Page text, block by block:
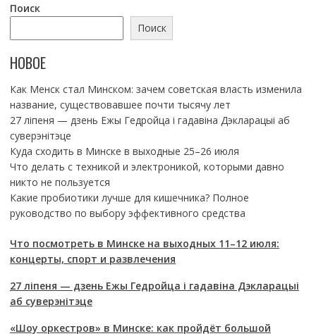
Поиск
Поиск
НОВОЕ
Как Менск стал Минском: зачем советская власть изменила
название, существовавшее почти тысячу лет
27 ліпеня — дзень Ежы Гедройца і гадавіна Дэкларацыі аб
суверэнітэце
Куда сходить в Минске в выходные 25–26 июля
Что делать с техникой и электроникой, которыми давно
никто не пользуется
Какие пробиотики лучше для кишечника? Полное
руководство по выбору эффективного средства
Что посмотреть в Минске на выходных 11–12 июля:
концерты, спорт и развлечения
27 ліпеня — дзень Ежы Гедройца і гадавіна Дэкларацыі
аб суверэнітэце
«Шоу оркестров» в Минске: как пройдёт большой